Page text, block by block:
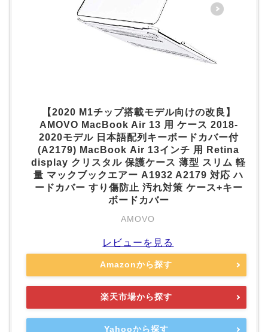
【2020 M1チップ搭載モデル向けの改良】
AMOVO MacBook Air 13 用 ケース 2018-
2020モデル 日本語配列キーボードカバー付
(A2179) MacBook Air 13インチ 用 Retina
display クリスタル 保護ケース 薄型 スリム 軽
量 マックブックエアー A1932 A2179 対応 ハ
ードカバー すり傷防止 汚れ対策 ケース+キー
ボードカバー
AMOVO
レビューを見る
Amazonから探す
楽天市場から探す
Yahooから探す